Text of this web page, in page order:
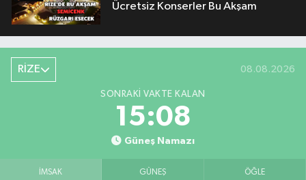
Ücretsiz Konserler Bu Akşam
RİZE 08.08.2026
SONRAKI VAKTE KALAN
15:07
Güneş Namazı
İMSAK GÜNEŞ ÖĞLE